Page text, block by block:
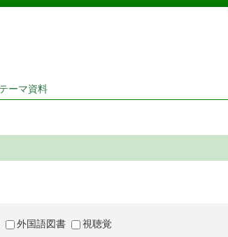
県立図書館 蔵書検索・予約システム
テーマ資料
外国語図書 視聴覚